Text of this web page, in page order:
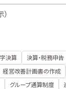
）
決算 決算・税務申告
経営改善計画書の作成
グループ通算制度